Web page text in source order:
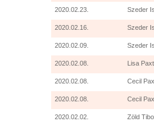
2020.02.23. Szeder
2020.02.16. Szeder
2020.02.09. Szeder
2020.02.08. Lisa
2020.02.08. Cecil
2020.02.08. Cecil
2020.02.02. Zöld